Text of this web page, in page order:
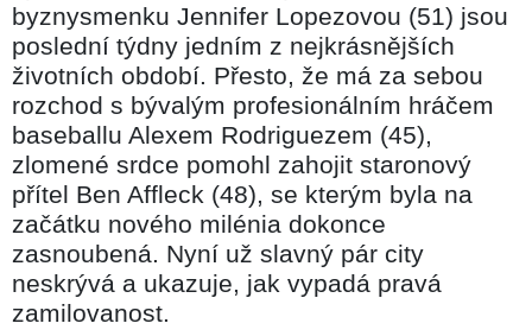
byznysmenku Jennifer Lopezovou (51) jsou
poslední týdny jedním z nejkrásnějších
životních období. Přesto, že má za sebou
rozchod s bývalým profesionálním hráčem
baseballu Alexem Rodriguezem (45),
zlomené srdce pomohl zahojit staronový
přítel Ben Affleck (48), se kterým byla na
začátku nového milénia dokonce
zasnoubená. Nyní už slavný pár city
neskrývá a ukazuje, jak vypadá pravá
zamilovanost.